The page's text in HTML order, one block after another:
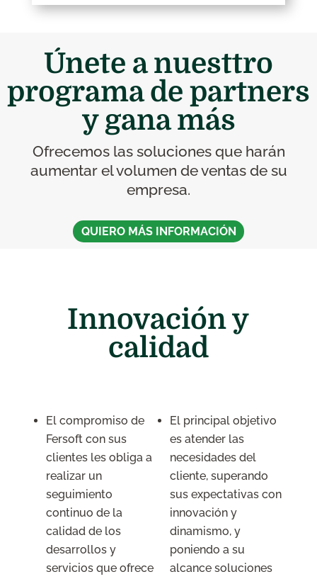
Únete a nuesttro
programa de partners
y gana más
Ofrecemos las soluciones que harán
aumentar el volumen de ventas de su
empresa.
QUIERO MÁS INFORMACIÓN
Innovación y
calidad
El compromiso de
Fersoft con sus
clientes les obliga a
realizar un
seguimiento
continuo de la
calidad de los
desarrollos y
servicios que ofrece
El principal objetivo
es atender las
necesidades del
cliente, superando
sus expectativas con
innovación y
dinamismo, y
poniendo a su
alcance soluciones